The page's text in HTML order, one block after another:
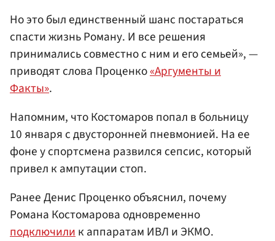
Но это был единственный шанс постараться
спасти жизнь Роману. И все решения
принимались совместно с ним и его семьей», —
приводят слова Проценко«Аргументы и
Факты».
Напомним, что Костомаров попал в больницу
10 января с двусторонней пневмонией. На ее
фоне у спортсмена развился сепсис, который
привел к ампутации стоп.
Ранее Денис Проценко объяснил, почему
Романа Костомарова одновременно
подключилик аппаратам ИВЛ и ЭКМО.